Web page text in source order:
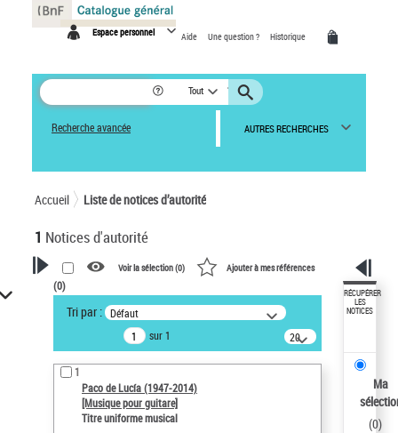
Espace personnel Aide Une question ? Historique
Tout
Recherche avancée AUTRES RECHERCHES
Accueil Liste de notices d’autorité
1 Notices d'autorité
VOTRE RECHERCHE
Recherche avancée dans les
notices d’autorité
Œuvres liées à l'auteur :
Paco de Lucía (1947-2014)
Statut de la notice d’autorité
Voir la sélection (0) Ajouter à mes références
(0)
Tri par : Défaut
sur 1
20
résultats/page
1
Paco de Lucía (1947-2014)
[Musique pour guitare]
Titre uniforme musical
RÉCUPÉRER
LES
NOTICES
Ma
(0)
Panneau de gestion des cookies